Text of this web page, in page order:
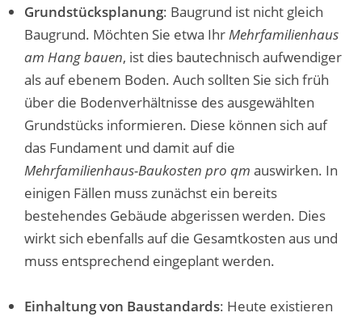
Grundstücksplanung: Baugrund ist nicht gleich
Baugrund. Möchten Sie etwa IhrMehrfamilienhaus
am Hang bauen, ist dies bautechnisch aufwendiger
als auf ebenem Boden. Auch sollten Sie sich früh
über die Bodenverhältnisse des ausgewählten
Grundstücks informieren. Diese können sich auf
das Fundament und damit auf die
Mehrfamilienhaus-Baukosten pro qm auswirken. In
einigen Fällen muss zunächst ein bereits
bestehendes Gebäude abgerissen werden. Dies
wirkt sich ebenfalls auf die Gesamtkosten aus und
muss entsprechend eingeplant werden.
Einhaltung von Baustandards: Heute existieren